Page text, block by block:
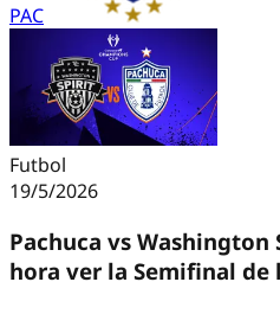
PAC
Futbol
19/5/2026
Pachuca vs Washington
hora ver la Semifinal de